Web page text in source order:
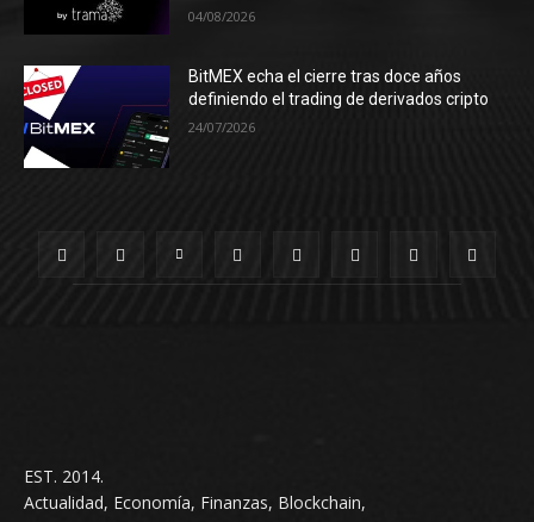
04/08/2026
BitMEX echa el cierre tras doce años
definiendo el trading de derivados cripto
24/07/2026
EST. 2014.
Actualidad, Economía, Finanzas, Blockchain,